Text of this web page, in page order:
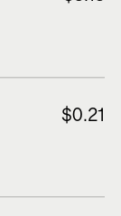
$0.21